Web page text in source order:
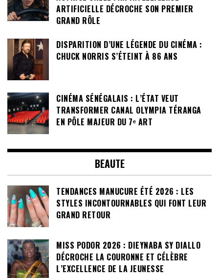
ARTIFICIELLE DÉCROCHE SON PREMIER
GRAND RÔLE
DISPARITION D’UNE LÉGENDE DU CINÉMA :
CHUCK NORRIS S’ÉTEINT À 86 ANS
CINÉMA SÉNÉGALAIS : L’ÉTAT VEUT
TRANSFORMER CANAL OLYMPIA TÉRANGA
EN PÔLE MAJEUR DU 7ᵉ ART
BEAUTE
TENDANCES MANUCURE ÉTÉ 2026 : LES
STYLES INCONTOURNABLES QUI FONT LEUR
GRAND RETOUR
MISS PODOR 2026 : DIEYNABA SY DIALLO
DÉCROCHE LA COURONNE ET CÉLÈBRE
L’EXCELLENCE DE LA JEUNESSE